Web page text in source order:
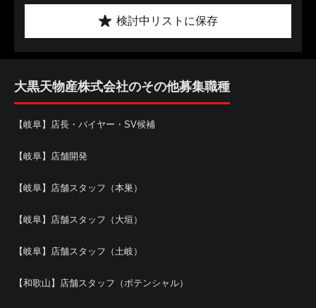
検討中リストに保存
大黒天物産株式会社のその他募集職種
【岐阜】店長・バイヤー・SV候補
【岐阜】店舗開発
【岐阜】店舗スタッフ（本巣）
【岐阜】店舗スタッフ（大垣）
【岐阜】店舗スタッフ（土岐）
【和歌山】店舗スタッフ（ポテンシャル）